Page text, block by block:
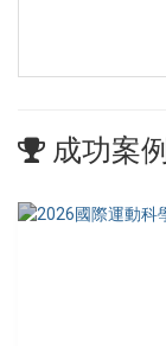
成功案例